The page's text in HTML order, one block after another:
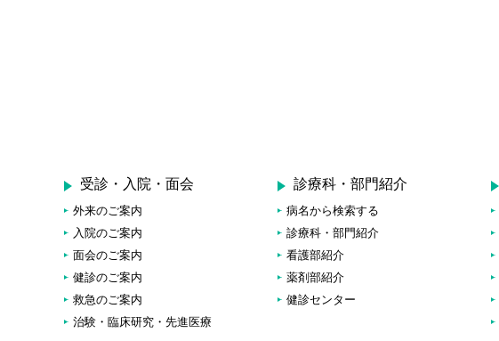
受診・入院・面会
外来のご案内
入院のご案内
面会のご案内
健診のご案内
救急のご案内
治験・臨床研究・先進医療
診療科・部門紹介
病名から検索する
診療科・部門紹介
看護部紹介
薬剤部紹介
健診センター